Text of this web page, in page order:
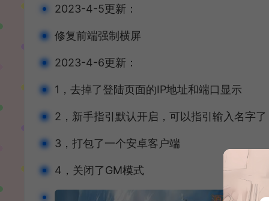
2023-4-5更新：
修复前端强制横屏
2023-4-6更新：
1，去掉了登陆页面的IP地址和端口显示
2，新手指引默认开启，可以指引输入名字了
3，打包了一个安卓客户端
4，关闭了GM模式